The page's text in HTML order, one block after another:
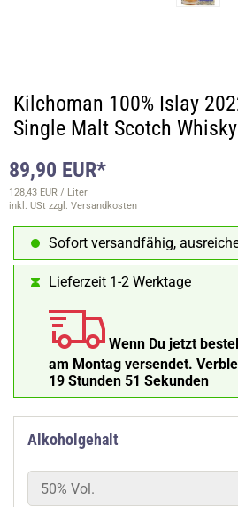
Kilchoman 100% Islay
Single Malt Scotch
89,90 EUR*
128,43 EUR / Liter
inkl. USt zzgl. Versandkosten
Sofort versandfähig,
Lieferzeit 1-2 Werktage
Wenn Du jetzt
am Montag versendet.
19 Stunden 50 Sekunden
Alkoholgehalt
50% Vol.